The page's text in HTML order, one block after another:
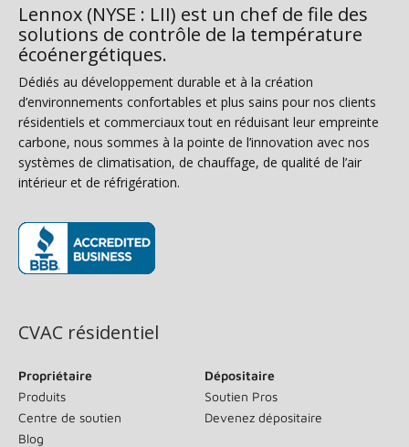
Lennox (NYSE : LII) est un chef de file des
solutions de contrôle de la température
écoénergétiques.
Dédiés au développement durable et à la création
d’environnements confortables et plus sains pour nos clients
résidentiels et commerciaux tout en réduisant leur empreinte
carbone, nous sommes à la pointe de l’innovation avec nos
systèmes de climatisation, de chauffage, de qualité de l’air
intérieur et de réfrigération.
CVAC résidentiel
Propriétaire
Produits
Centre de soutien
Blog
Dépositaire
Soutien Pros
Devenez dépositaire